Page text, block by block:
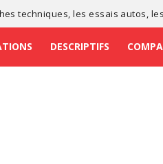
techniques , lesessais autos , les
DESCRIPTIFS